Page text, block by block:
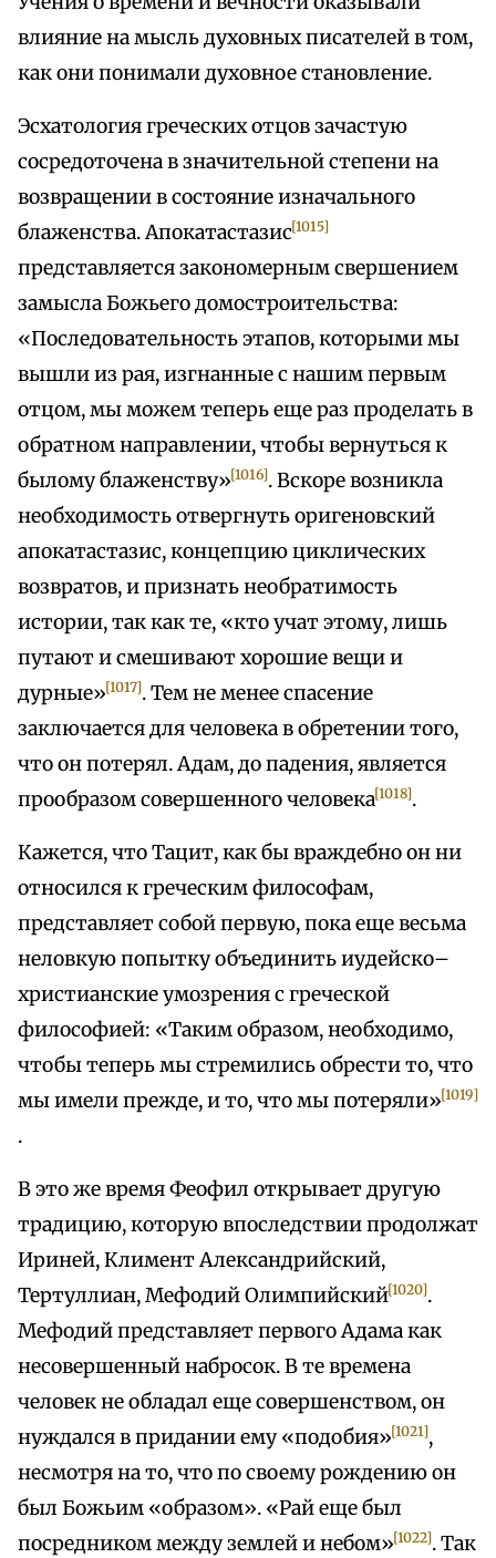
влияние на мысль духовных писателей в том,
как они понимали духовное становление.
Эсхатология греческих отцов зачастую
сосредоточена в значительной степени на
возвращении в состояние изначального
блаженства. Апокатастазис[1015]
представляется закономерным свершением
замысла Божьего домостроительства:
«Последовательность этапов, которыми мы
вышли из рая, изгнанные с нашим первым
отцом, мы можем теперь еще раз проделать в
обратном направлении, чтобы вернуться к
былому блаженству»[1016]. Вскоре возникла
необходимость отвергнуть оригеновский
апокатастазис, концепцию циклических
возвратов, и признать необратимость
истории, так как те, «кто учат этому, лишь
путают и смешивают хорошие вещи и
дурные»[1017]. Тем не менее спасение
заключается для человека в обретении того,
что он потерял. Адам, до падения, является
прообразом совершенного человека[1018].
Кажется, что Тацит, как бы враждебно он ни
относился к греческим философам,
представляет собой первую, пока еще весьма
неловкую попытку объединить иудейско–
христианские умозрения с греческой
философией: «Таким образом, необходимо,
чтобы теперь мы стремились обрести то, что
мы имели прежде, и то, что мы потеряли»[1019]
.
В это же время Феофил открывает другую
традицию, которую впоследствии продолжат
Ириней, Климент Александрийский,
Тертуллиан, Мефодий Олимпийский[1020].
Мефодий представляет первого Адама как
несовершенный набросок. В те времена
человек не обладал еще совершенством, он
нуждался в придании ему «подобия»[1021],
несмотря на то, что по своему рождению он
был Божьим «образом». «Рай еще был
посредником между землей и небом»[1022]. Так